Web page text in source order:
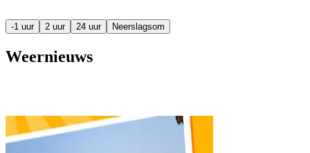
-1 uur 2 uur 24 uur Neerslagsom
Weernieuws